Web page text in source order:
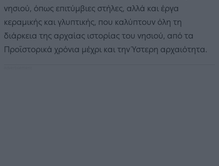
νησιού, όπως επιτύμβιες στήλες, αλλά και έργα
κεραμικής και γλυπτικής, που καλύπτουν όλη τη
διάρκεια της αρχαίας ιστορίας του νησιού, από τα
Προϊστορικά χρόνια μέχρι και την Ύστερη αρχαιότητα.